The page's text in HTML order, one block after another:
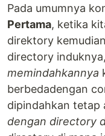
Pada umumnya
Pertama, ketika
direktory
directory
memindahkannya
berbedadengan
dipindahkan tetap
dengan directory